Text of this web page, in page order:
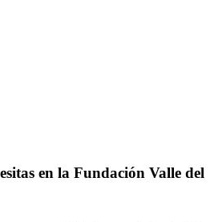
en la Fundación Valle del